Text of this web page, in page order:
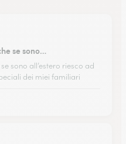
se sono…
sono all’estero riesco ad
dei miei familiari